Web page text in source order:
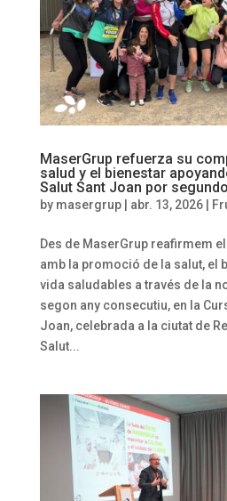
MaserGrup refuerza su
salud y el bienestar
Salut Sant Joan por
by masergrup| abr. 13, 2026|
Des de MaserGrup reafirmem
amb la promoció de la salut, el
vida saludables a través de la
segon any consecutiu, en la
Joan, celebrada a la ciutat de
Salut...